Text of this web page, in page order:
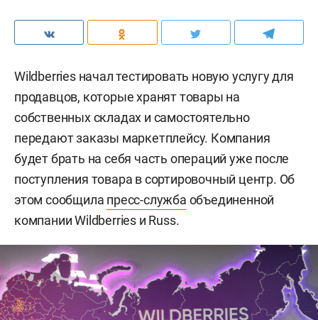
Wildberries начал тестировать новую услугу для
продавцов, которые хранят товары на
собственных складах и самостоятельно
передают заказы маркетплейсу. Компания
будет брать на себя часть операций уже после
поступления товара в сортировочный центр. Об
этом сообщила пресс-служба объединенной
компании Wildberries и Russ.